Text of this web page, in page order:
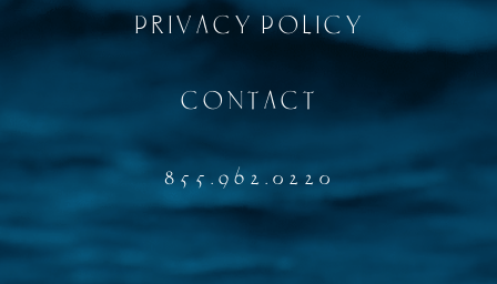
PRIVACY POLICY
CONTACT
855.962.0220